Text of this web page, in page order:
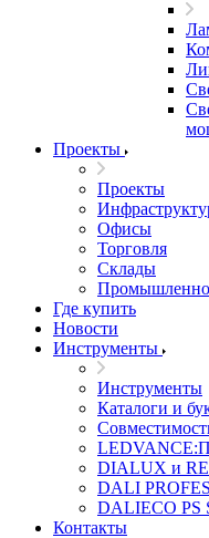
Проекты
Проекты
Офисы
Торговля
Склады
Где купить
Новости
Инструменты
Инструменты
Каталоги и
DIALUX и
DALI
DALIECO PS
Контакты